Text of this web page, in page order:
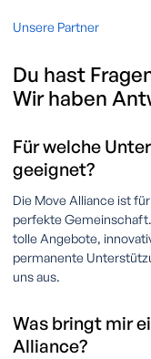
Unsere Partner
Du hast
Wir haben
Für welche
geeignet?
Die Move Alliance ist
perfekte
tolle Angebote,
permanente
uns aus.
Was bringt mir
Alliance?